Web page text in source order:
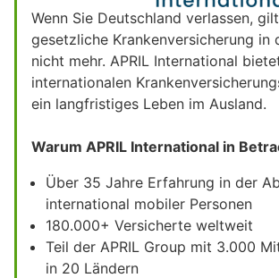
Wenn Sie Deutschland verlassen,
gesetzliche Krankenversicherung in
nicht mehr. APRIL International
internationalen
ein langfristiges Leben im Ausland.
Warum APRIL International in
Über 35 Jahre Erfahrung in der
international mobiler Personen
180.000+ Versicherte weltweit
Teil der APRIL Group mit 3.000
in 20 Ländern